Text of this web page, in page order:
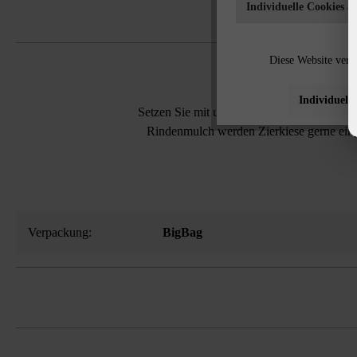
Setzen Sie mit unseren Zierkiesen
Rindenmulch werden Zierkiese gerne
Verpackung: BigBag
Individuelle Cookies
Diese Website
Individuelle